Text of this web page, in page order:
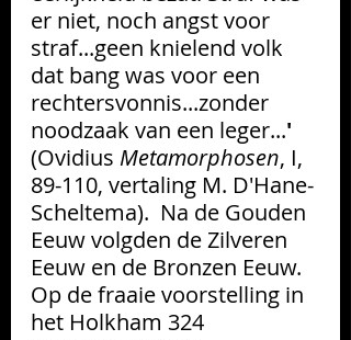
er niet, noch angst voor
straf...geen knielend volk
dat bang was voor een
rechtersvonnis...zonder
noodzaak van een leger...'
(Ovidius Metamorphosen, I,
89-110, vertaling M. D'Hane-
Scheltema).  Na de Gouden
Eeuw volgden de Zilveren
Eeuw en de Bronzen Eeuw.
Op de fraaie voorstelling in
het Holkham 324